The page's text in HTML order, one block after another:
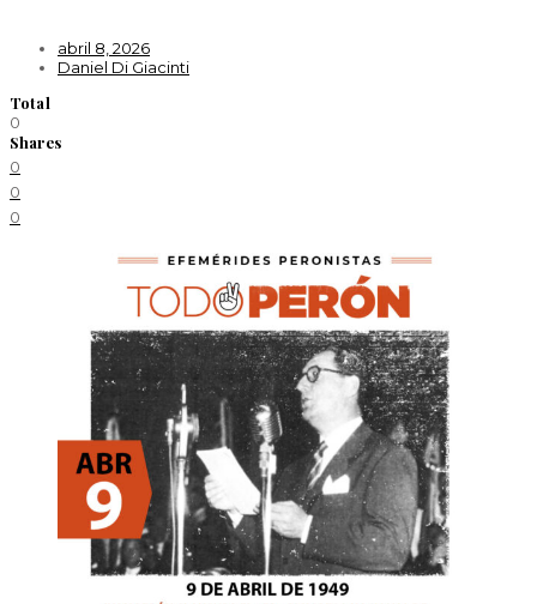
abril 8, 2026
Daniel Di Giacinti
Total
0
Shares
0
0
0